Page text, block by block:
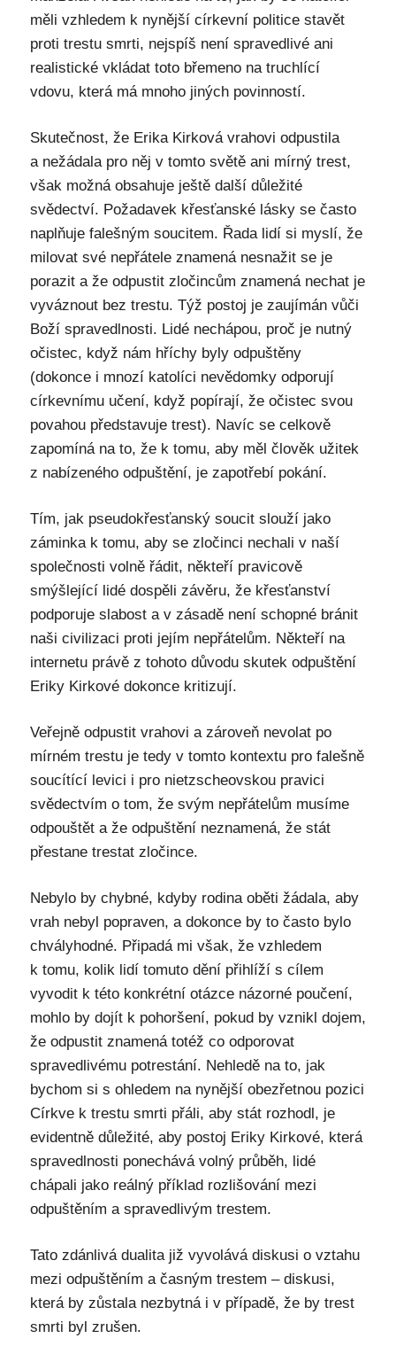
měli vzhledem k nynější církevní politice stavět
proti trestu smrti, nejspíš není spravedlivé ani
realistické vkládat toto břemeno na truchlící
vdovu, která má mnoho jiných povinností.
Skutečnost, že Erika Kirková vrahovi odpustila
a nežádala pro něj v tomto světě ani mírný trest,
však možná obsahuje ještě další důležité
svědectví. Požadavek křesťanské lásky se často
naplňuje falešným soucitem. Řada lidí si myslí, že
milovat své nepřátele znamená nesnažit se je
porazit a že odpustit zločincům znamená nechat je
vyváznout bez trestu. Týž postoj je zaujímán vůči
Boží spravedlnosti. Lidé nechápou, proč je nutný
očistec, když nám hříchy byly odpuštěny
(dokonce i mnozí katolíci nevědomky odporují
církevnímu učení, když popírají, že očistec svou
povahou představuje trest). Navíc se celkově
zapomíná na to, že k tomu, aby měl člověk užitek
z nabízeného odpuštění, je zapotřebí pokání.
Tím, jak pseudokřesťanský soucit slouží jako
záminka k tomu, aby se zločinci nechali v naší
společnosti volně řádit, někteří pravicově
smýšlející lidé dospěli závěru, že křesťanství
podporuje slabost a v zásadě není schopné bránit
naši civilizaci proti jejím nepřátelům. Někteří na
internetu právě z tohoto důvodu skutek odpuštění
Eriky Kirkové dokonce kritizují.
Veřejně odpustit vrahovi a zároveň nevolat po
mírném trestu je tedy v tomto kontextu pro falešně
soucítící levici i pro nietzscheovskou pravici
svědectvím o tom, že svým nepřátelům musíme
odpouštět a že odpuštění neznamená, že stát
přestane trestat zločince.
Nebylo by chybné, kdyby rodina oběti žádala, aby
vrah nebyl popraven, a dokonce by to často bylo
chvályhodné. Připadá mi však, že vzhledem
k tomu, kolik lidí tomuto dění přihlíží s cílem
vyvodit k této konkrétní otázce názorné poučení,
mohlo by dojít k pohoršení, pokud by vznikl dojem,
že odpustit znamená totéž co odporovat
spravedlivému potrestání. Nehledě na to, jak
bychom si s ohledem na nynější obezřetnou pozici
Církve k trestu smrti přáli, aby stát rozhodl, je
evidentně důležité, aby postoj Eriky Kirkové, která
spravedlnosti ponechává volný průběh, lidé
chápali jako reálný příklad rozlišování mezi
odpuštěním a spravedlivým trestem.
Tato zdánlivá dualita již vyvolává diskusi o vztahu
mezi odpuštěním a časným trestem – diskusi,
která by zůstala nezbytná i v případě, že by trest
smrti byl zrušen.